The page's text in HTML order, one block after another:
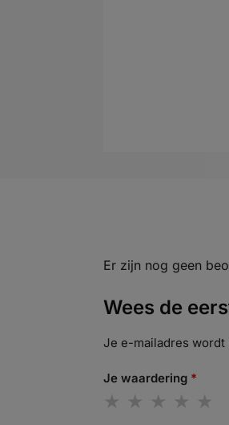
Er zijn nog geen
Wees de
Je e-mailadres
Je waardering *